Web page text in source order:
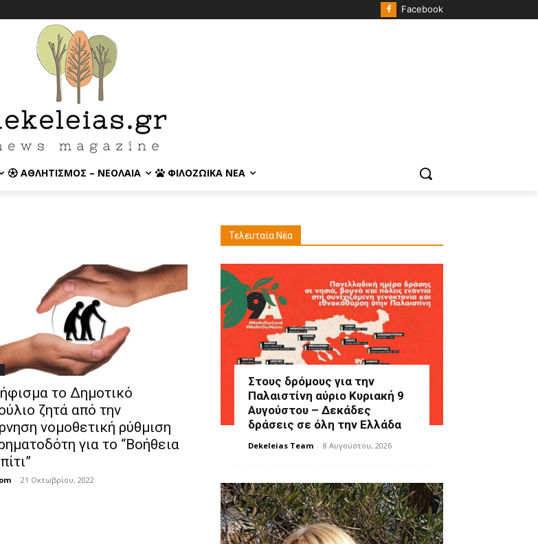
Facebook
ΑΘΛΗΤΙΣΜΌΣ – ΝΕΟΛΑΊΑ ΦΙΛΟΖΩΙΚΆ ΝΈΑ
το Δημοτικό
ζητά από την
νομοθετική ρύθμιση
για το “Βοήθεια
- 21 Οκτωβρίου, 2022
Τελευταία Νέα
Στους δρόμους για την
Παλαιστίνη αύριο Κυριακή 9
Αυγούστου – Δεκάδες
δράσεις σε όλη την Ελλάδα
Dekeleias Team - 8 Αυγούστου, 2026